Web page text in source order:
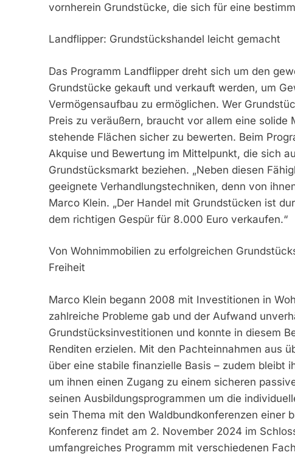
vornherein Grundstücke, die sich für eine
Landflipper: Grundstückshandel leicht gemacht
Das Programm Landflipper dreht sich um den
Grundstücke gekauft und verkauft werden, um
Vermögensaufbau zu ermöglichen. Wer
Preis zu veräußern, braucht vor allem eine
stehende Flächen sicher zu bewerten. Beim
Akquise und Bewertung im Mittelpunkt, die sich
Grundstücksmarkt beziehen. „Neben diesen
geeignete Verhandlungstechniken, denn von
Marco Klein. „Der Handel mit Grundstücken ist
dem richtigen Gespür für 8.000 Euro verkaufen.“
Von Wohnimmobilien zu erfolgreichen
Freiheit
Marco Klein begann 2008 mit Investitionen in
zahlreiche Probleme gab und der Aufwand
Grundstücksinvestitionen und konnte in diesem
Renditen erzielen. Mit den Pachteinnahmen aus
über eine stabile finanzielle Basis – zudem bleibt
um ihnen einen Zugang zu einem sicheren
seinen Ausbildungsprogrammen um die
sein Thema mit den Waldbundkonferenzen einer
Konferenz findet am 2. November 2024 im
umfangreiches Programm mit verschiedenen